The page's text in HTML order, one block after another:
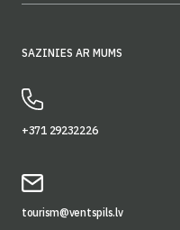
SAZINIES AR MUMS
+371 29232226
tourism@ventspils.lv